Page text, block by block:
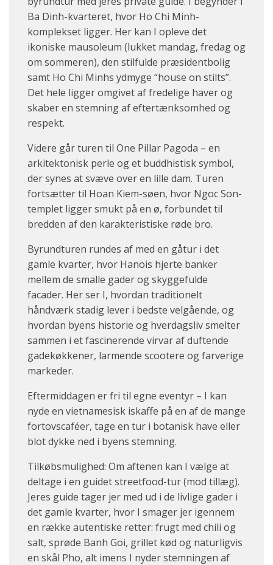
Ba Dinh-kvarteret, hvor Ho Chi Minh-
komplekset ligger. Her kan I opleve det
ikoniske mausoleum (lukket mandag, fredag og
om sommeren), den stilfulde præsidentbolig
samt Ho Chi Minhs ydmyge “house on stilts”.
Det hele ligger omgivet af fredelige haver og
skaber en stemning af eftertænksomhed og
respekt.
Videre går turen til One Pillar Pagoda – en
arkitektonisk perle og et buddhistisk symbol,
der synes at svæve over en lille dam. Turen
fortsætter til Hoan Kiem-søen, hvor Ngoc Son-
templet ligger smukt på en ø, forbundet til
bredden af den karakteristiske røde bro.
Byrundturen rundes af med en gåtur i det
gamle kvarter, hvor Hanois hjerte banker
mellem de smalle gader og skyggefulde
facader. Her ser I, hvordan traditionelt
håndværk stadig lever i bedste velgående, og
hvordan byens historie og hverdagsliv smelter
sammen i et fascinerende virvar af duftende
gadekøkkener, larmende scootere og farverige
markeder.
Eftermiddagen er fri til egne eventyr – I kan
nyde en vietnamesisk iskaffe på en af de mange
fortovscaféer, tage en tur i botanisk have eller
blot dykke ned i byens stemning.
Tilkøbsmulighed: Om aftenen kan I vælge at
deltage i en guidet streetfood-tur (mod tillæg).
Jeres guide tager jer med ud i de livlige gader i
det gamle kvarter, hvor I smager jer igennem
en række autentiske retter: frugt med chili og
salt, sprøde Banh Goi, grillet kød og naturligvis
en skål Pho, alt imens I nyder stemningen af